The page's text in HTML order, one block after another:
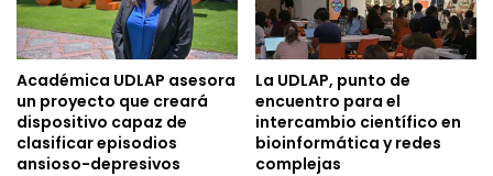
Académica UDLAP asesora
un proyecto que creará
dispositivo capaz de
clasificar episodios
ansioso-depresivos
La UDLAP, punto de
encuentro para el
intercambio científico en
bioinformática y redes
complejas